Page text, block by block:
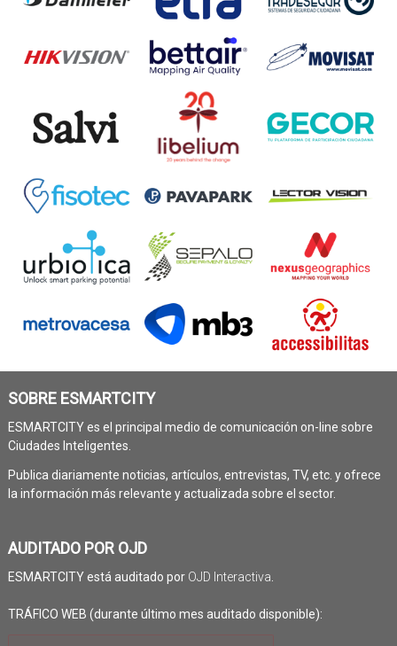
SOBRE ESMARTCITY
ESMARTCITY es el principal medio de comunicación on-line sobre
Ciudades Inteligentes.
Publica diariamente noticias, artículos, entrevistas, TV, etc. y ofrece
la información más relevante y actualizada sobre el sector.
AUDITADO POR OJD
ESMARTCITY está auditado por OJD Interactiva
TRÁFICO WEB (durante último mes auditado disponible):